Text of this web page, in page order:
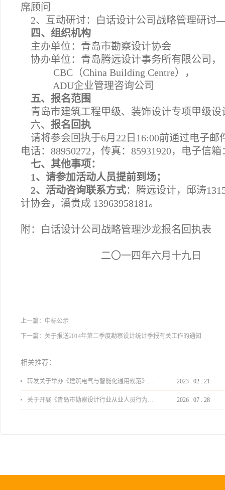
席顾问
2、互动研讨：白话设计公司战略管理研
四、组织机构
主办单位：青岛市勘察设计协会
协办单位：青岛腾远设计事务所有限公司，
CBC（China Building Centre），
ADU企业管理咨询公司
五、报名范围
青岛市建筑工程甲级、装饰设计专项甲级设
六、 报名回执
请将参会回执于6月22日16:00前通过电子
电话：88950272，传真：85931920，电子信箱
七、其他事项：
1、请参加活动人员提前到场；
2、活动咨询联系方式：腾远设计，邱涛
计协会，潘贵成 13963958181。
附：白话设计公司战略管理沙龙报名回执表
二〇一四年六月十九日
上一篇： 中标公示
下一篇： 关于报送2014年第二季度勘察设计统计季报有关工作的通知
相关推荐：
转发关于举办《建筑电气与智能化通用规范》 GB55024-2022公益宣贯的通知 2023 . 02 . 21
关于开展《青岛市勘察设计行业从业人员行为导则》、《青岛市住宅工程设计审查品质提升指引（2026版）》宣贯活动的通知 2026 . 07 . 28